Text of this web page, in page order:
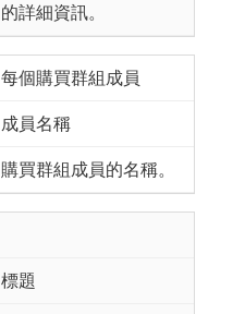
的詳細資訊。
每個購買群組成員
成員名稱
購買群組成員的名稱。
標題